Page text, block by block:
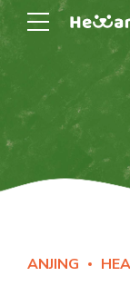
ANJING